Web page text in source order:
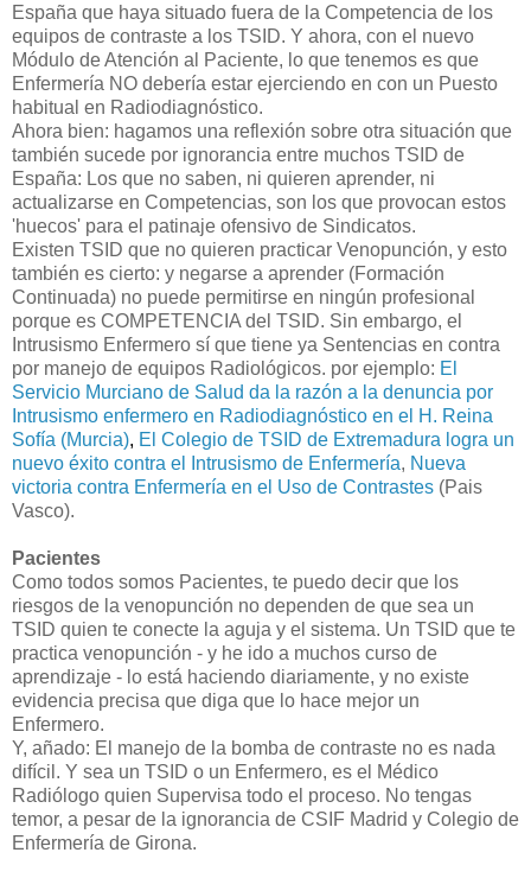
España que haya situado fuera de la Competencia de los
equipos de contraste a los TSID. Y ahora, con el nuevo
Módulo de Atención al Paciente, lo que tenemos es que
Enfermería NO debería estar ejerciendo en con un Puesto
habitual en Radiodiagnóstico.
Ahora bien: hagamos una reflexión sobre otra situación que
también sucede por ignorancia entre muchos TSID de
España: Los que no saben, ni quieren aprender, ni
actualizarse en Competencias, son los que provocan estos
'huecos' para el patinaje ofensivo de Sindicatos.
Existen TSID que no quieren practicar Venopunción, y esto
también es cierto: y negarse a aprender (Formación
Continuada) no puede permitirse en ningún profesional
porque es COMPETENCIA del TSID. Sin embargo, el
Intrusismo Enfermero sí que tiene ya Sentencias en contra
por manejo de equipos Radiológicos. por ejemplo: El
Servicio Murciano de Salud da la razón a la denuncia por
Intrusismo enfermero en Radiodiagnóstico en el H. Reina
Sofía (Murcia), El Colegio de TSID de Extremadura logra un
nuevo éxito contra el Intrusismo de Enfermería, Nueva
victoria contra Enfermería en el Uso de Contrastes (Pais
Vasco).
Pacientes
Como todos somos Pacientes, te puedo decir que los
riesgos de la venopunción no dependen de que sea un
TSID quien te conecte la aguja y el sistema. Un TSID que te
practica venopunción - y he ido a muchos curso de
aprendizaje - lo está haciendo diariamente, y no existe
evidencia precisa que diga que lo hace mejor un
Enfermero.
Y, añado: El manejo de la bomba de contraste no es nada
difícil. Y sea un TSID o un Enfermero, es el Médico
Radiólogo quien Supervisa todo el proceso. No tengas
temor, a pesar de la ignorancia de CSIF Madrid y Colegio de
Enfermería de Girona.